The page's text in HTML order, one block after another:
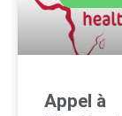
Appel à